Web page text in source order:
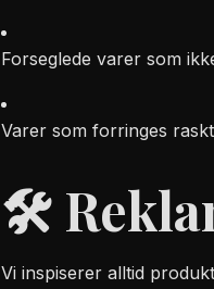
Forseglede varer som
Varer som forringes
🛠️
Vi inspiserer alltid